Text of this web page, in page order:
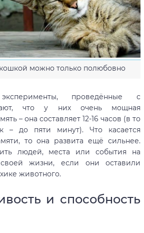
можно только полюбовно
проведённые с
что у них очень мощная
– она составляет 12-16 часов (в то
– до пяти минут). Что касается
то она развита ещё сильнее.
людей, места или события на
жизни, если они оставили
животного.
и способность